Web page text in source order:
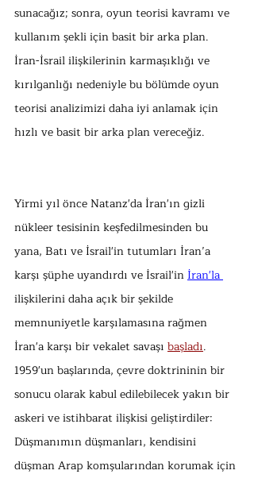
sunacağız; sonra, oyun teorisi kavramı ve
kullanım şekli için basit bir arka plan.
İran-İsrail ilişkilerinin karmaşıklığı ve
kırılganlığı nedeniyle bu bölümde oyun
teorisi analizimizi daha iyi anlamak için
hızlı ve basit bir arka plan vereceğiz.
Yirmi yıl önce Natanz'da İran'ın gizli
nükleer tesisinin keşfedilmesinden bu
yana, Batı ve İsrail'in tutumları İran’a
karşı şüphe uyandırdı ve İsrail'in İran'la
ilişkilerini daha açık bir şekilde
memnuniyetle karşılamasına rağmen
İran'a karşı bir vekalet savaşı başladı.
1959'un başlarında, çevre doktrininin bir
sonucu olarak kabul edilebilecek yakın bir
askeri ve istihbarat ilişkisi geliştirdiler:
Düşmanımın düşmanları, kendisini
düşman Arap komşularından korumak için